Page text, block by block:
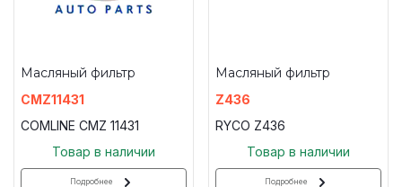
Масляный фильтр
CMZ11431
COMLINE CMZ 11431
Товар в наличии
Подробнее
Масляный фильтр
Z436
RYCO Z436
Товар в наличии
Подробнее